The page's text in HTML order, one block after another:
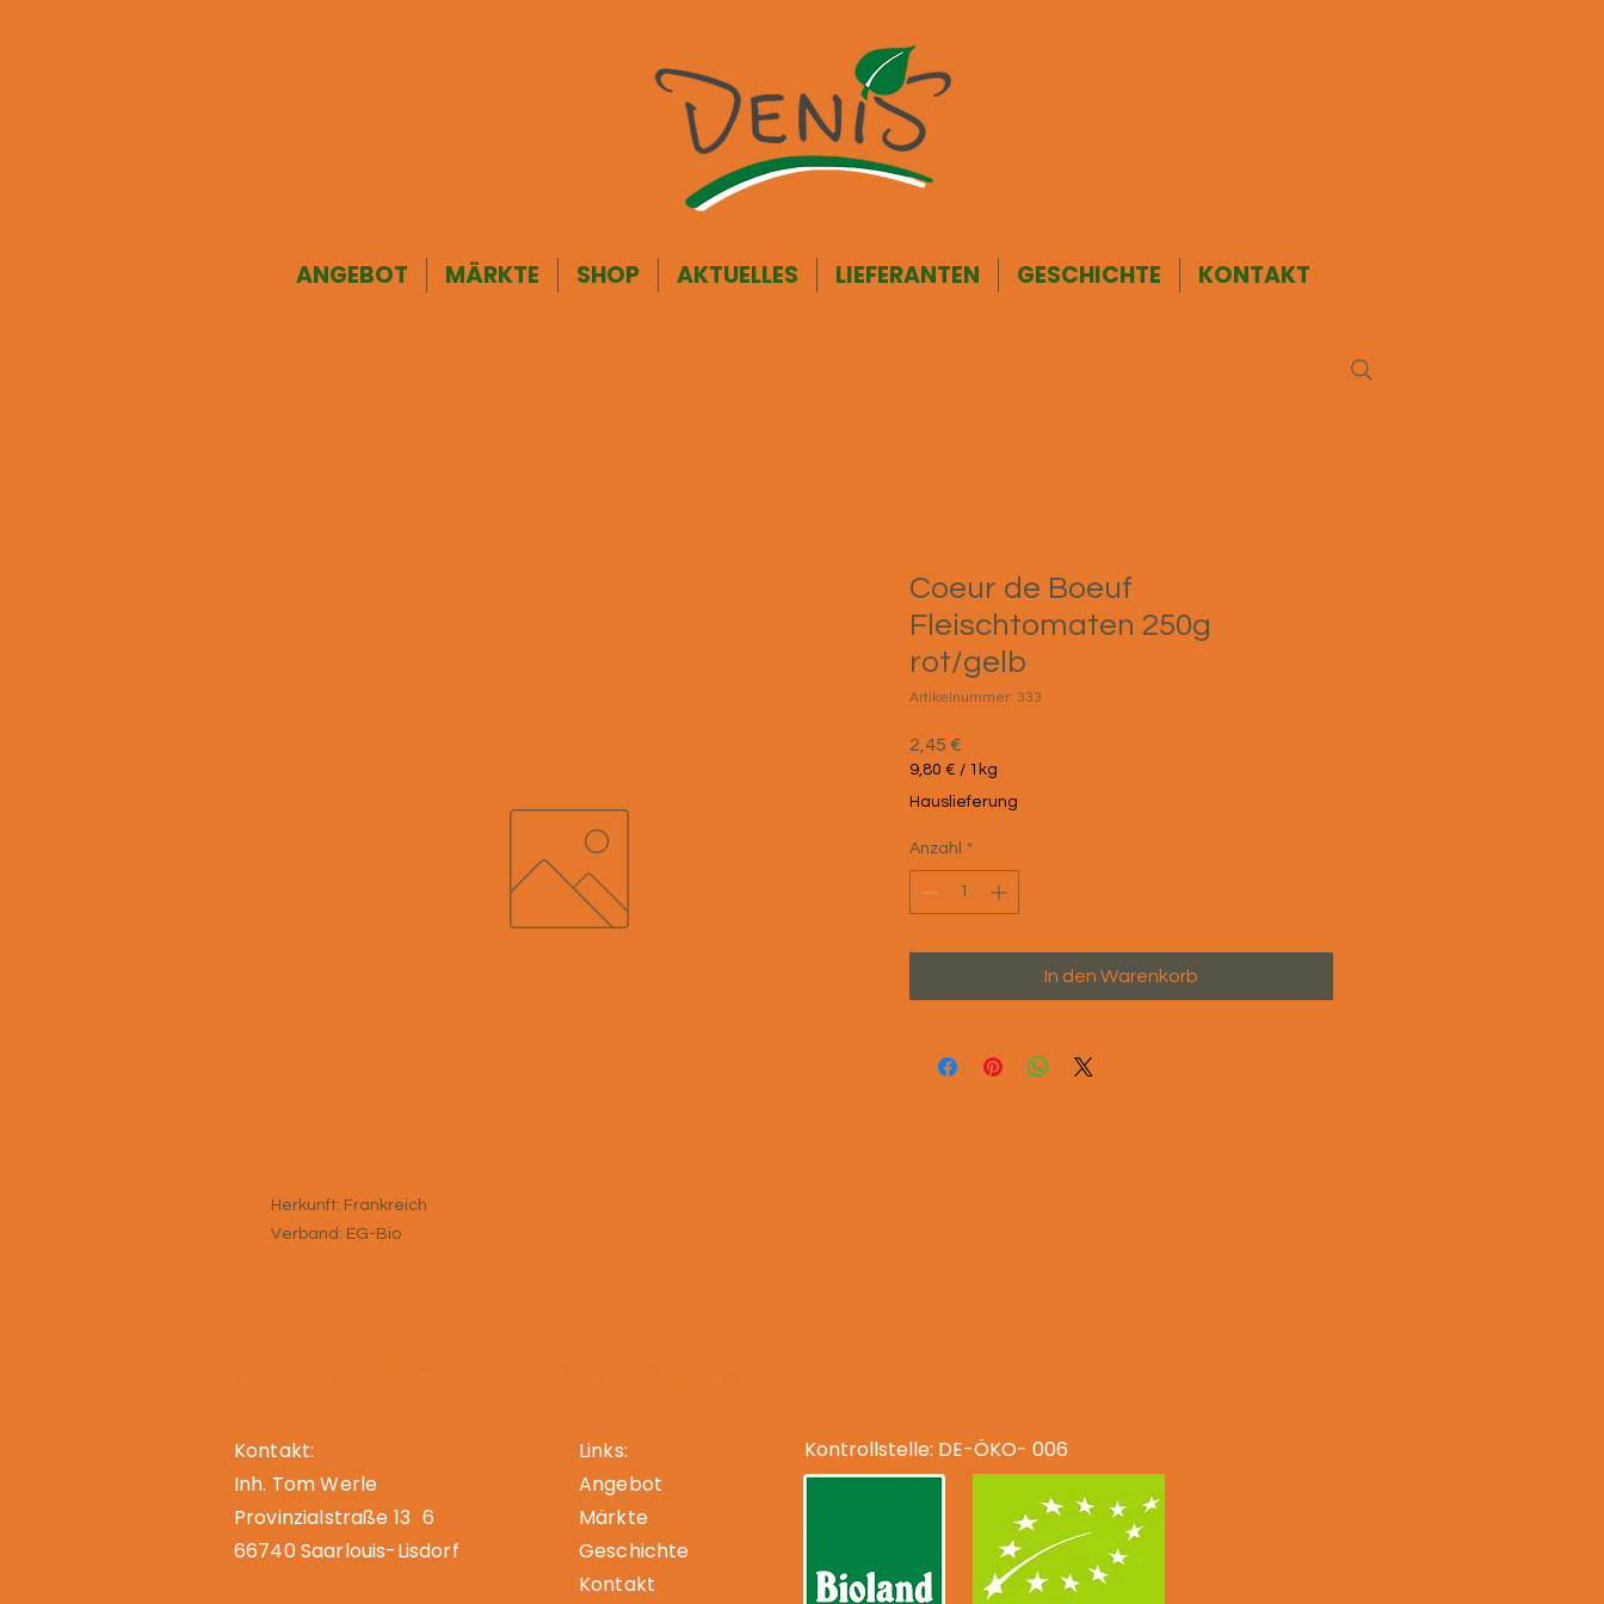
ANGEBOT MÄRKTE SHOP AKTUELLES LIEFERANTEN GESCHICHTE KONTAKT
Herkunft: Frankreich
Verband: EG-Bio
Coeur de Boeuf
Fleischtomaten 250g
rot/gelb
Artikelnummer: 333
2,45 €
9,80 € / 1kg
9,80 €
Hauslieferung
Anzahl *
In den Warenkorb
Kontakt:
Inh. Tom Werle
Provinzialstraße 13 6
66740 Saarlouis-Lisdorf
Links:
Angebot
Märkte
Geschichte
Kontakt
Kontrollstelle: DE-ÖKO- 006